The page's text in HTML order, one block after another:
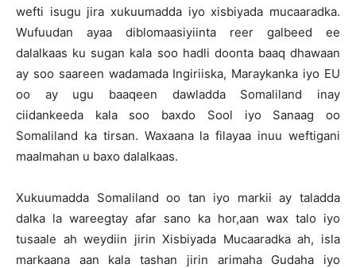
wefti isugu jira xukuumadda iyo xisbiyada mucaaradka.
Wufuudan ayaa diblomaasiyiinta reer galbeed ee
dalalkaas ku sugan kala soo hadli doonta baaq dhawaan
ay soo saareen wadamada Ingiriiska, Maraykanka iyo EU
oo ay ugu baaqeen dawladda Somaliland inay
ciidankeeda kala soo baxdo Sool iyo Sanaag oo
Somaliland ka tirsan. Waxaana la filayaa inuu weftigani
maalmahan u baxo dalalkaas.
Xukuumadda Somaliland oo tan iyo markii ay taladda
dalka la wareegtay afar sano ka hor,aan wax talo iyo
tusaale ah weydiin jirin Xisbiyada Mucaaradka ah, isla
markaana aan kala tashan jirin arimaha Gudaha iyo